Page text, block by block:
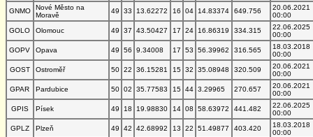
GNMO
Nové Město na
Moravě
49 33 13.62272 16 04 14.83374 649.756
20.06.2021
00:00
GOLO
Olomouc 49 37 43.50427 17 24 16.86319 334.315
22.06.2025
00:00
GOPV
Opava 49 56 9.34008 17 53 56.39962 316.565
18.03.2018
00:00
GOST
Ostroměř 50 22 36.15281 15 32 35.08948 320.509
20.06.2021
00:00
GPAR
Pardubice 50 02 35.77583 15 44 3.29965 270.657
20.06.2021
00:00
GPIS
Písek 49 18 19.98830 14 08 58.63972 441.482
22.06.2025
00:00
GPLZ
Plzeň 49 42 42.68992 13 22 51.49877 403.420
18.03.2018
00:00